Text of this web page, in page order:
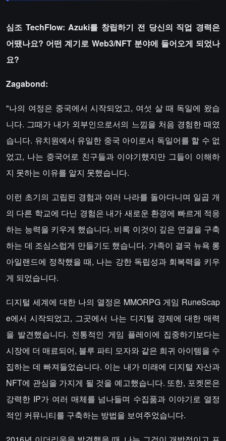
심조 TechFlow: Azuki를 창립하기 전 당신의 직업 경력은
어땠나요? 어떤 계기로 Web3/NFT 분야에 들어오게 되었나
요?
Zagabond:
"나의 여정은 중국에서 시작되었고, 여섯 살 때 독일에 왔습
니다. 그때가 내가 외부인으로서의 느낌을 처음 경험한 때였
습니다. 유치원에서 유일한 중국 아이로서 독일어를 할 수 없
었고, 나는 중국어로 친구들과 이야기했지만 그들이 이해하
지 못하는 이유를 알지 못했습니다.
이런 초기의 고립된 경험과 여러 나라를 돌아다니며 일곱 개
의 다른 학교에 다닌 경험은 내가 새로운 환경에 빠르게 적응
하는 능력을 키우게 했습니다. 비록 이것이 깊은 연결을 구축
하는 데 조심스럽게 만들기도 했습니다. 가족이 결국 뉴욕 롱
아일랜드에 정착했을 때, 나는 강한 독립성과 회복력을 키우
게 되었습니다.
디지털 세계에 대한 나의 열정은 MMORPG 게임 RuneScap
e에서 시작되었고, 그곳에서 나는 디지털 경제에 대한 매력
을 발견했습니다. 전통적인 게임 플레이에 집중하기보다는
시장에 더 매료되어, 블루 파티 모자와 같은 희귀 아이템을 수
집하는 데 빠져들었습니다. 이는 내가 미래에 디지털 자산과
NFT에 관심을 가지게 될 것을 예고했습니다. 또한, 포켓몬은
강력한 IP가 여러 매체를 넘나들며 수집품과 이야기로 열정
적인 커뮤니티를 구축하는 방법을 보여주었습니다.